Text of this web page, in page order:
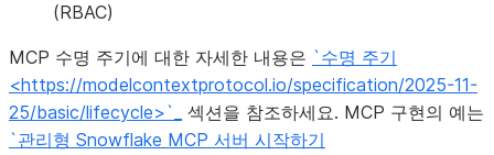
(RBAC)
MCP 수명 주기에 대한 자세한 내용은 `수명 주기
<https://modelcontextprotocol.io/specification/2025-11-
25/basic/lifecycle>`_
섹션을 참조하세요. MCP 구현의 예는
`관리형 Snowflake MCP 서버 시작하기